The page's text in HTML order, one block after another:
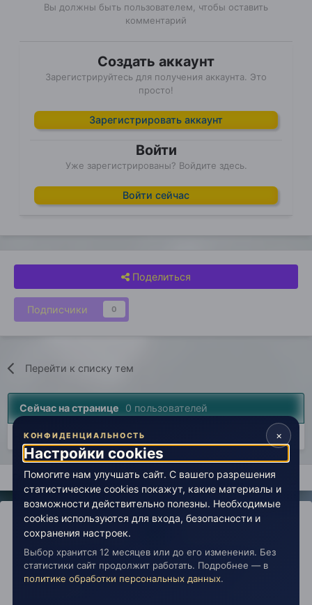
Вы должны быть пользователем, чтобы оставить
комментарий
Создать аккаунт
Зарегистрируйтесь для получения аккаунта. Это
просто!
Зарегистрировать аккаунт
Войти
Уже зарегистрированы? Войдите здесь.
Войти сейчас
Поделиться
Подписчики 0
Перейти к списку тем
Сейчас на странице 0 пользователей
Нет пользователей, просматривающих эту страницу.
Главная Открытый космос Свободная аудитория эзотерики
IPS ThemebyIPSFocus
Политика конфиденциальности
Обратная связь
Настройки cookies
copyright © 2026 Живая Эзотерика
×
КОНФИДЕНЦИАЛЬНОСТЬ
Настройки cookies
Помогите нам улучшать сайт. С вашего разрешения
статистические cookies покажут, какие материалы и
возможности действительно полезны. Необходимые
cookies используются для входа, безопасности и
сохранения настроек.
Выбор хранится 12 месяцев или до его изменения. Без
статистики сайт продолжит работать. Подробнее — в
политике обработки персональных данных.